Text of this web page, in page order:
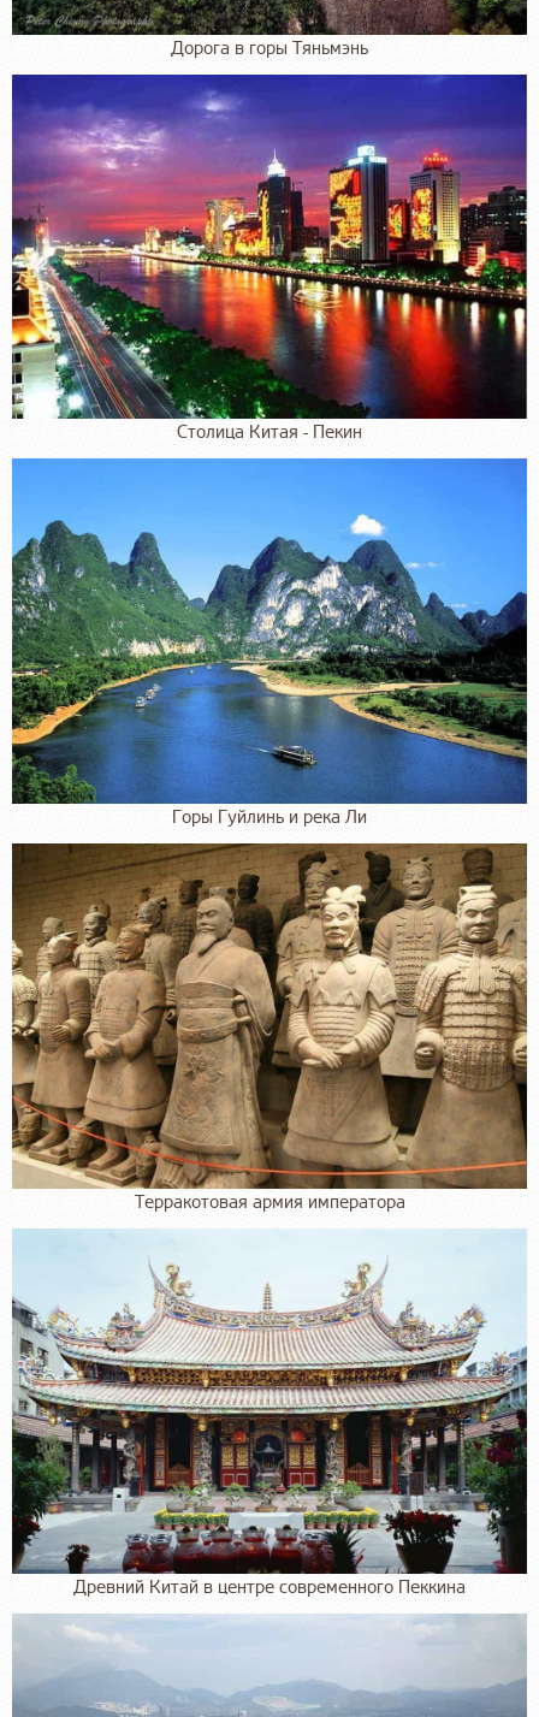
Дорога в горы Тяньмэнь
Столица Китая - Пекин
Горы Гуйлинь и река Ли
Терракотовая армия императора
Древний Китай в центре современного Пеккина